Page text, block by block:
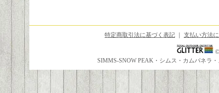
特定商取引法に基づく表記 支払い方法
SIMMS-SNOW PEAK・シムス・カムパネラ